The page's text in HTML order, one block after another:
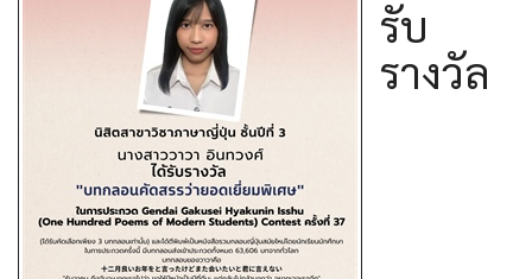
รับ
รางวัล